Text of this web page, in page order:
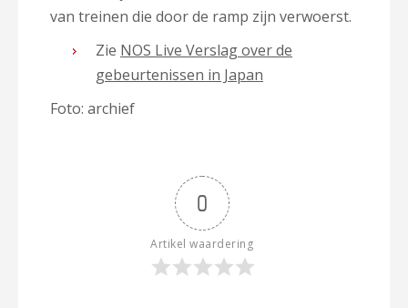
van treinen die door de ramp zijn verwoerst.
Zie NOS Live Verslag over de
gebeurtenissen in Japan
Foto: archief
0
Artikel waardering